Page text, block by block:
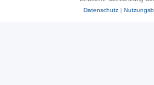
Datenschutz|